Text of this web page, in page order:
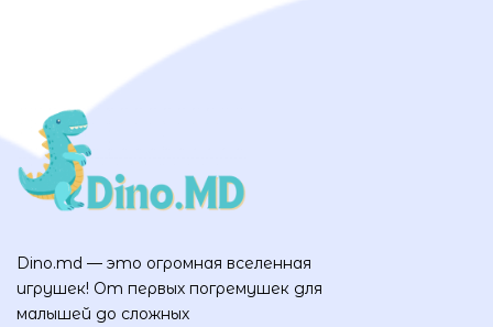
Dino.md — это огромная вселенная
игрушек! От первых погремушек для
малышей до сложных